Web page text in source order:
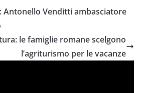
Antonello Venditti ambasciatore
le famiglie romane scelgono
l’agriturismo per le vacanze